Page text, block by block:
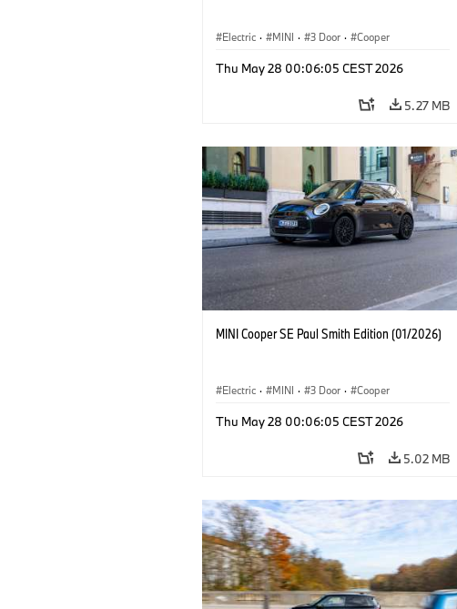
Electric · MINI · 3 Door · Cooper
Thu May 28 00:06:05 CEST 2026
5.27 MB
MINI Cooper SE Paul Smith Edition (01/2026)
Electric · MINI · 3 Door · Cooper
Thu May 28 00:06:05 CEST 2026
5.02 MB